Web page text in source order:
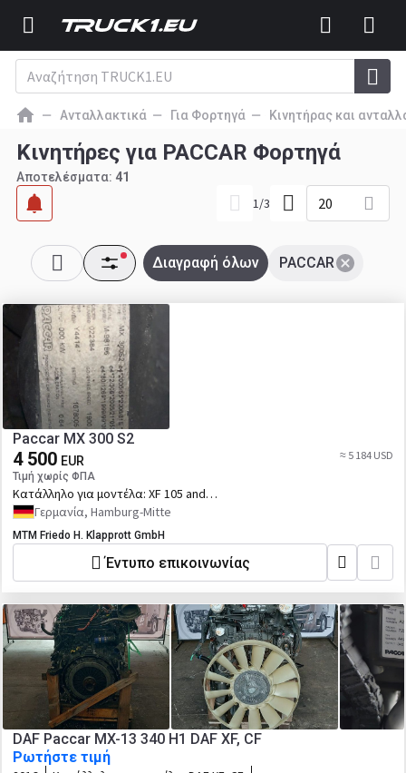
Ανταλλακτικά Για Φορτηγά Κινητήρας και
Κινητήρες για PACCAR Φορτηγά
Αποτελέσματα: 41
1/3 20
PACCAR
Διαγραφή όλων
Paccar MX 300 S2
4 500 EUR
Τιμή χωρίς ΦΠΑ
≈ 5 184 USD
Κατάλληλο για μοντέλα: XF 105 and
OtherΓερμανία, Hamburg-Mitte
MTM Friedo H. Klapprott GmbH
Έντυπο επικοινωνίας
DAF Paccar MX-13 340 H1 DAF XF, CF
Ρωτήστε τιμή